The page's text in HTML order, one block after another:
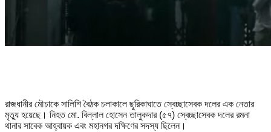
রাজধানীর মৌচাকে সালিশি বৈঠক চলাকালে ছুরিকাঘাতে স্বেচ্ছাসেবক দলের এক নেতার
মৃত্যু হয়েছে। নিহত মো. বিল্লাল হোসেন তালুকদার (৫৭) স্বেচ্ছাসেবক দলের রমনা
থানার সাবেক আহ্বায়ক এবং মহানগর দক্ষিণের সদস্য ছিলেন।